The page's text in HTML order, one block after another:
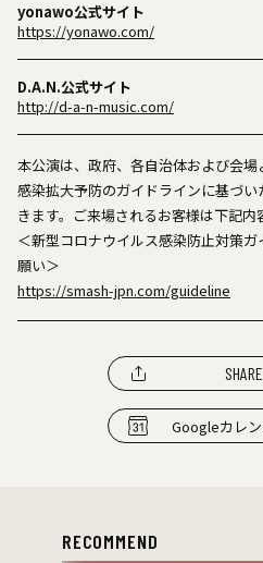
yonawo公式サイト
https://yonawo.com/
D.A.N.公式サイト
http://d-a-n-music.com/
本公演は、政府、各自治体および会
感染拡大予防のガイドラインに基づ
きます。ご来場されるお客様は下記内
＜新型コロナウイルス感染防止対策
願い＞
https://smash-jpn.com/guideline
SHARE
Googleカレ
RECOMMEND